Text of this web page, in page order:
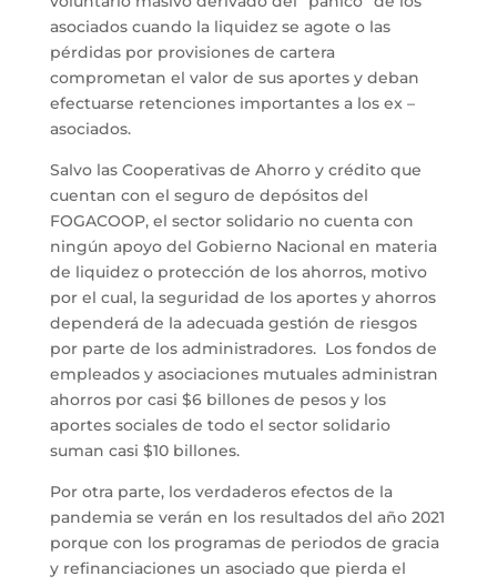
asociados cuando la liquidez se agote o las
pérdidas por provisiones de cartera
comprometan el valor de sus aportes y deban
efectuarse retenciones importantes a los ex –
asociados.
Salvo las Cooperativas de Ahorro y crédito que
cuentan con el seguro de depósitos del
FOGACOOP, el sector solidario no cuenta con
ningún apoyo del Gobierno Nacional en materia
de liquidez o protección de los ahorros, motivo
por el cual, la seguridad de los aportes y ahorros
dependerá de la adecuada gestión de riesgos
por parte de los administradores. Los fondos de
empleados y asociaciones mutuales administran
ahorros por casi $6 billones de pesos y los
aportes sociales de todo el sector solidario
suman casi $10 billones.
Por otra parte, los verdaderos efectos de la
pandemia se verán en los resultados del año 2021
porque con los programas de periodos de gracia
y refinanciaciones un asociado que pierda el